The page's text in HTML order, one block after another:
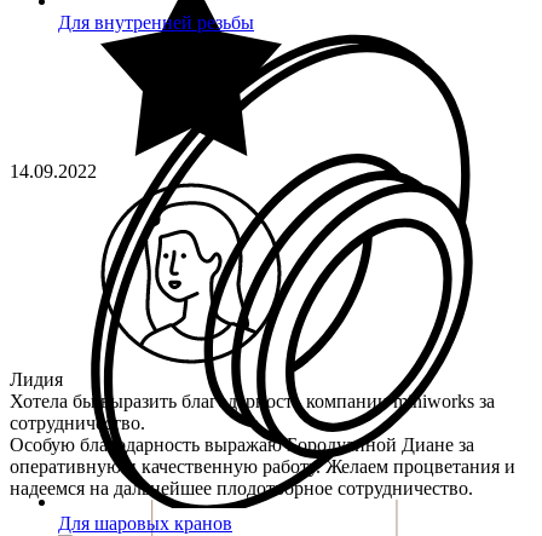
Для внутренней резьбы
Для шаровых кранов
14.09.2022
Лидия
Хотела бы выразить благодарность компании miniworks за
сотрудничество.
Особую благодарность выражаю Бородулиной Диане за
оперативную и качественную работу. Желаем процветания и
надеемся на дальнейшее плодотворное сотрудничество.